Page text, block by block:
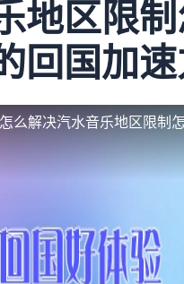
地区限
回国加
么解决汽水音乐地区限制